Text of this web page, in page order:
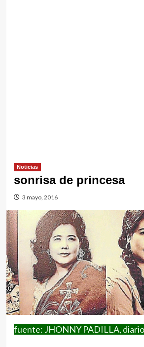
Noticias
sonrisa de princesa
3 mayo, 2016
fuente: JHONNY PADILLA,